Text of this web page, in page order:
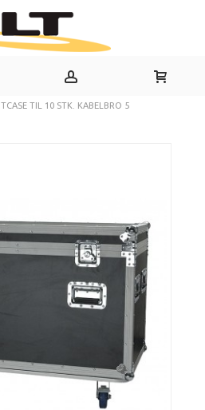
TIL 10 STK. KABELBRO 5